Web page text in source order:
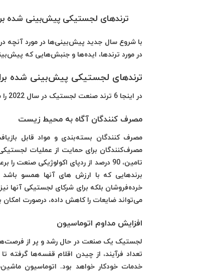
ترندهای لجستیکی پیش‌بینی شده برای
با شروع سال جدید پیش‌بینی‌ها در مورد آنچه
در مورد ترندها، ایده‌ها و جنبش‌هایی که پیش‌بینی می‌شود در سال 2022 در صنعت
ترندهای لجستیکی پیش‌بینی شده برای
در اینجا 6 ترند صنعت لجستیک در سال 2022 را شرح خواهیم داد.
مصرف کنندگان آگاه به محیط زیست
مصرف‌کنندگان برای حمایت از عملیات
تامین، 90 درصد از ردپای اکولوژیکی
برندهایی که با ارزش های آنها همسو
خرده‌فروشان بلکه برای شرکای لجستیکی آنها
می‌تواند ضایعات را کاهش داده، درصورت
افزایش مداوم اتوماسیون
لجستیک یک صنعت در حال رشد و پر از
تعداد فرآیند، از چیدن اقلام قفسه‌ها
خدمات خودکار خواهد بود. اتوماسیون